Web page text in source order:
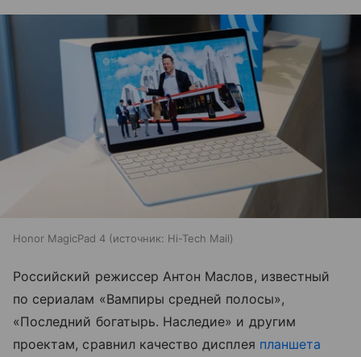
Honor MagicPad 4 источник: Hi-Tech Mail
Российский режиссер Антон Маслов, известный
по сериалам «Вампиры средней полосы»,
«Последний богатырь. Наследие» и другим
проектам, сравнил качество дисплея планшета